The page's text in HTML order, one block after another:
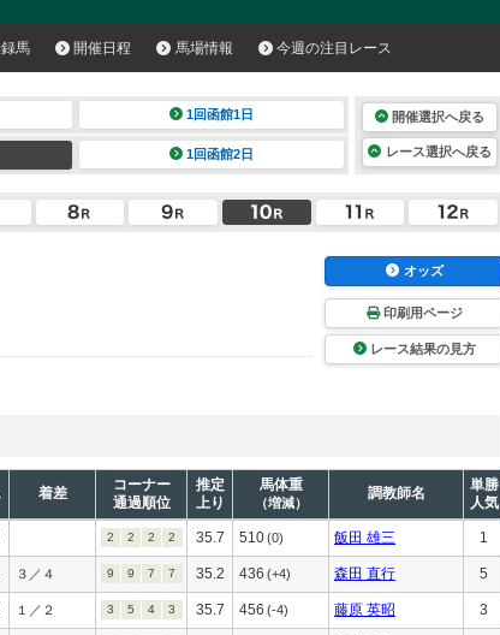
馬 開催日程 馬場情報 今週の注目レース
1回函館1日
1回函館2日
開催選択へ戻る
レース選択へ戻る
オッズ
印刷用ページ
レース結果の見方
着差
コーナー
通過順位
推定
上り
馬体重
（増減）
調教師名
単勝
人気
2 2 2 2 35.7 510(0) 飯田 雄三 1
３／４ 9 9 7 7 35.2 436 (+4) 森田 直行 5
１／２ 3 5 4 3 35.7 456 (-4) 藤原 英昭 3